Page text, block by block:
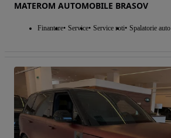
MATEROM AUTOMOBILE BRASOV
Finantare Service Service roti Spalatorie auto